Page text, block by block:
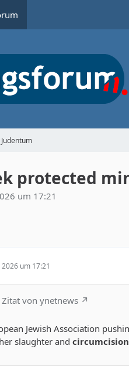
Judentum
protected
um 17:21
um 17:21
Zitat von ynetnews
Jewish Association
slaughter and circumcision